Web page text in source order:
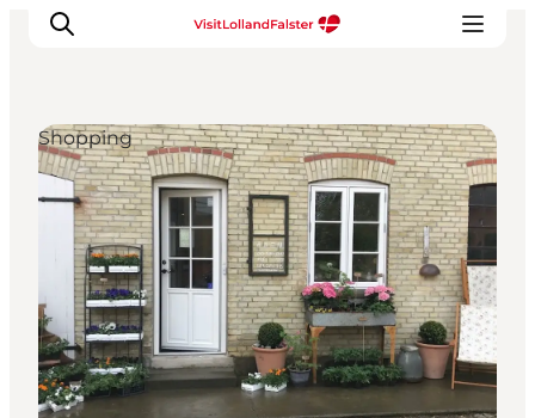
Oplevelser
I naturen
For børn
Kultur
Gastronomi
Planlæg din ferie
Shopping